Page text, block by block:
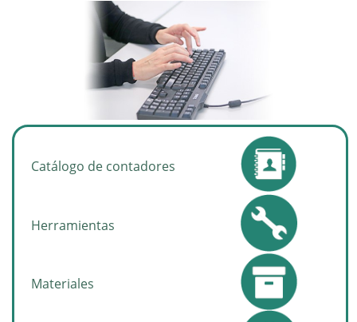
Catálogo de contadores
Herramientas
Materiales